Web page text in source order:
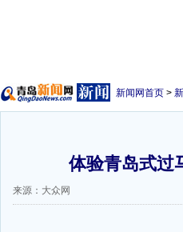
新闻网首页 >
体验青岛式过
来源：大众网